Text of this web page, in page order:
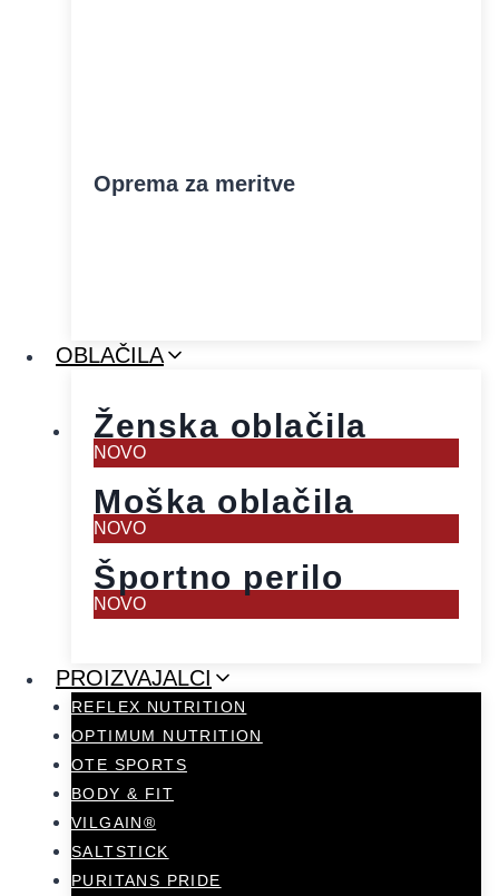
Oprema za meritve
OBLAČILA
Ženska oblačila
NOVO
Moška oblačila
NOVO
Športno perilo
NOVO
PROIZVAJALCI
REFLEX NUTRITION
OPTIMUM NUTRITION
OTE SPORTS
BODY & FIT
VILGAIN®
SALTSTICK
PURITANS PRIDE